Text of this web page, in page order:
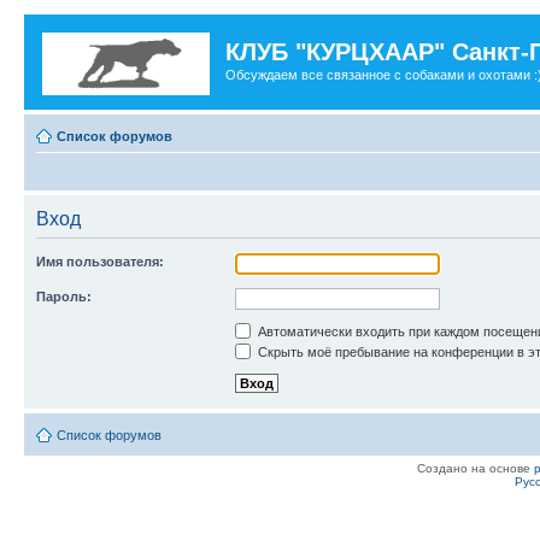
КЛУБ "КУРЦХААР" Санкт-
Обсуждаем все связанное с собаками и охотами
Список форумов
Вход
Имя пользователя:
Пароль:
Автоматически входить при каждом
Скрыть моё пребывание на конференции в
Список форумов
Создано на основе